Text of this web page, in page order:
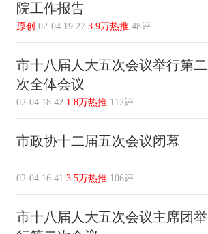
院工作报告
原创 02-04 19:27 3.9万热推 48评
市十八届人大五次会议举行第二
次全体会议
02-04 18:42 1.8万热推 112评
市政协十二届五次会议闭幕
02-04 16:41 3.5万热推 106评
市十八届人大五次会议主席团举